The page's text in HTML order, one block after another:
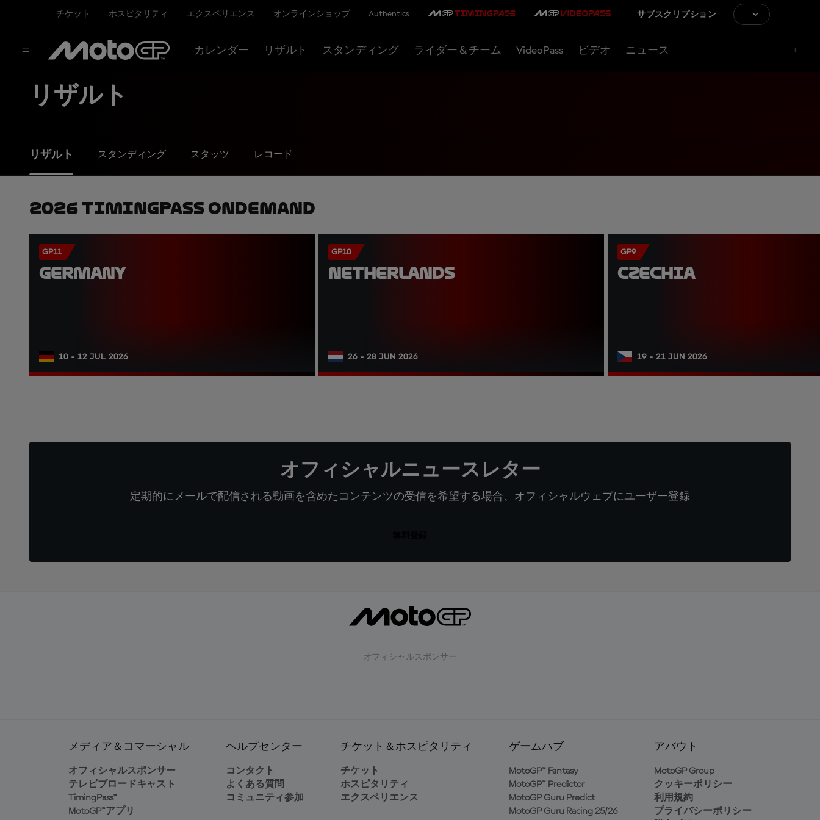
チケット ホスピタリティ エクスペリエンス オンラインショップ Authentics サブスクリプション
カレンダー リザルト スタンディング ライダー＆チーム VideoPass ビデオ ニュース
リザルト
リザルト スタンディング スタッツ レコード
2026 TimingPass OnDemand
GP11
GERMANY
10 - 12 JUL 2026
GP10
NETHERLANDS
26 - 28 JUN 2026
GP9
CZECHIA
19 - 21 JUN 2026
オフィシャルニュースレター
定期的にメールで配信される動画を含めたコンテンツの受信を希望する場合、オフィシャルウェブにユーザー登録
オフィシャルスポンサー
メディア＆コマーシャル
オフィシャルスポンサー
テレビブロードキャスト
TimingPass™
MotoGP™アプリ
ヘルプセンター
コンタクト
よくある質問
コミュニティ参加
チケット＆ホスピタリティ
チケット
ホスピタリティ
エクスペリエンス
ゲームハブ
MotoGP™ Fantasy
MotoGP™ Predictor
MotoGP Guru Predict
MotoGP Guru Racing 25/26
アバウト
MotoGP Group
クッキーポリシー
利用規約
プライバシーポリシー